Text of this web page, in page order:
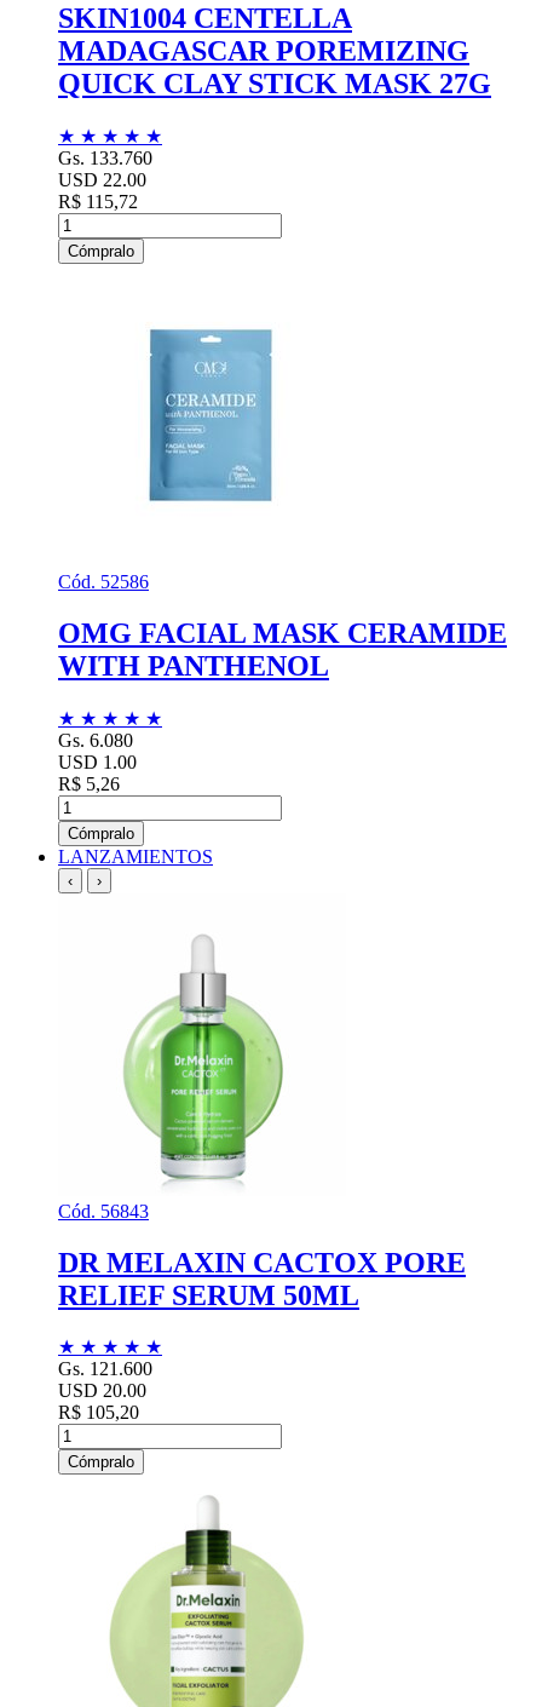
SKIN1004 CENTELLA
MADAGASCAR POREMIZING
QUICK CLAY STICK MASK 27G
★ ★ ★ ★ ★
Gs. 133.760
USD 22.00
R$ 115,72
Cómpralo
Cód. 52586
OMG FACIAL MASK CERAMIDE
WITH PANTHENOL
★ ★ ★ ★ ★
Gs. 6.080
USD 1.00
R$ 5,26
Cómpralo
LANZAMIENTOS
‹ ›
Cód. 56843
DR MELAXIN CACTOX PORE
RELIEF SERUM 50ML
★ ★ ★ ★ ★
Gs. 121.600
USD 20.00
R$ 105,20
Cómpralo